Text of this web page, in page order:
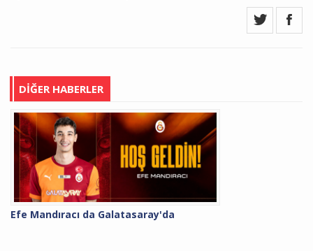
DİĞER HABERLER
Efe Mandıracı da Galatasaray'da